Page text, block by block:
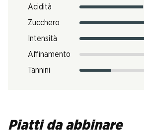
Acidità
Zucchero
Intensità
Affinamento
Tannini
Piatti da abbinare